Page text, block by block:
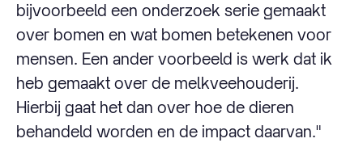
bijvoorbeeld een onderzoek serie gemaakt
over bomen en wat bomen betekenen voor
mensen. Een ander voorbeeld is werk dat ik
heb gemaakt over de melkveehouderij.
Hierbij gaat het dan over hoe de dieren
behandeld worden en de impact daarvan."